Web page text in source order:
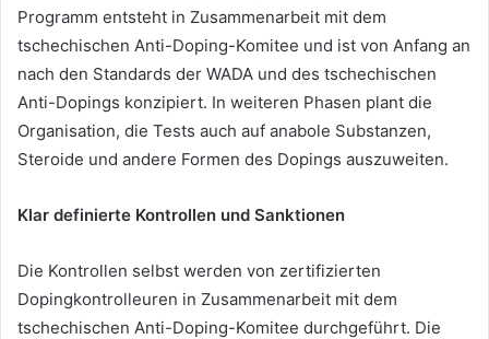
Programm entsteht in Zusammenarbeit mit dem
tschechischen Anti-Doping-Komitee und ist von Anfang an
nach den Standards der WADA und des tschechischen
Anti-Dopings konzipiert. In weiteren Phasen plant die
Organisation, die Tests auch auf anabole Substanzen,
Steroide und andere Formen des Dopings auszuweiten.
Klar definierte Kontrollen und Sanktionen
Die Kontrollen selbst werden von zertifizierten
Dopingkontrolleuren in Zusammenarbeit mit dem
tschechischen Anti-Doping-Komitee durchgeführt. Die